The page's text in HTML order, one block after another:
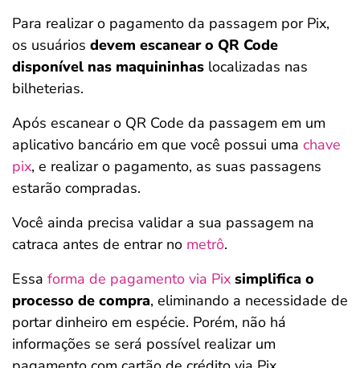
Para realizar o pagamento da passagem por Pix,
os usuários devem escanear o QR Code
disponível nas maquininhas localizadas nas
bilheterias.
Após escanear o QR Code da passagem em um
aplicativo bancário em que você possui uma chave
pix, e realizar o pagamento, as suas passagens
estarão compradas.
Você ainda precisa validar a sua passagem na
catraca antes de entrar no metrô.
Essa forma de pagamento via Pix simplifica o
processo de compra, eliminando a necessidade de
portar dinheiro em espécie. Porém, não há
informações se será possível realizar um